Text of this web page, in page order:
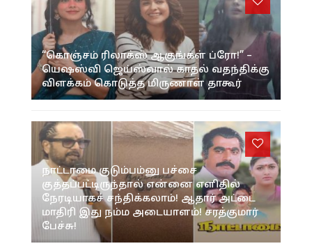
“கொஞ்சம் ரிலாக்ஸ் ஆகுங்கள் ப்ரோ!” –
யெஷஸ்வி ஜெய்ஸ்வால் காதல் வதந்திக்கு
விளக்கம் கொடுத்த மிருணாள் தாகூர்
நாட்டாமை குடும்பம்னு பச்சை
குத்தப்பட்டிருந்தால் என்னை எளிதில்
நேரடியாகச் சந்திக்கலாம்! ஆதார் அட்டை
மாதிரி இது நம்ம அடையாளம்! சரத்குமார்
பேச்சு!